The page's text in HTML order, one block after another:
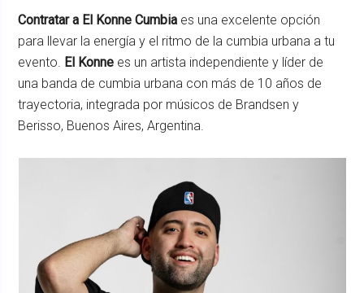
Contratar a El Konne Cumbia es una excelente opción
para llevar la energía y el ritmo de la cumbia urbana a tu
evento. El Konne es un artista independiente y líder de
una banda de cumbia urbana con más de 10 años de
trayectoria, integrada por músicos de Brandsen y
Berisso, Buenos Aires, Argentina.